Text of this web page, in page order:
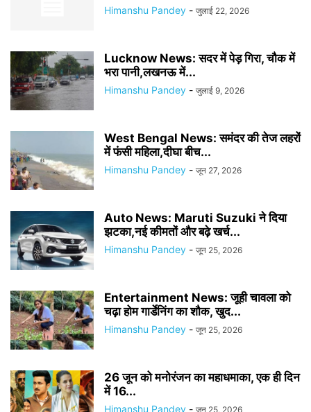
Himanshu Pandey - जुलाई 22, 2026
Lucknow News: सदर में पेड़ गिरा, चौक में
भरा पानी,लखनऊ में...
Himanshu Pandey - जुलाई 9, 2026
West Bengal News: समंदर की तेज लहरों
में फंसी महिला,दीघा बीच...
Himanshu Pandey - जून 27, 2026
Auto News: Maruti Suzuki ने दिया
झटका,नई कीमतों और बढ़े खर्च...
Himanshu Pandey - जून 25, 2026
Entertainment News: जूही चावला को
चढ़ा होम गार्डेनिंग का शौक, खुद...
Himanshu Pandey - जून 25, 2026
26 जून को मनोरंजन का महाधमाका, एक ही दिन
में 16...
Himanshu Pandey - जून 25, 2026